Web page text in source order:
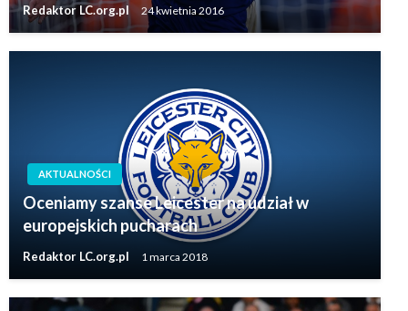
Redaktor LC.org.pl 24 kwietnia 2016
AKTUALNOŚCI
Oceniamy szanse Leicester na udział w
europejskich pucharach
Redaktor LC.org.pl 1 marca 2018